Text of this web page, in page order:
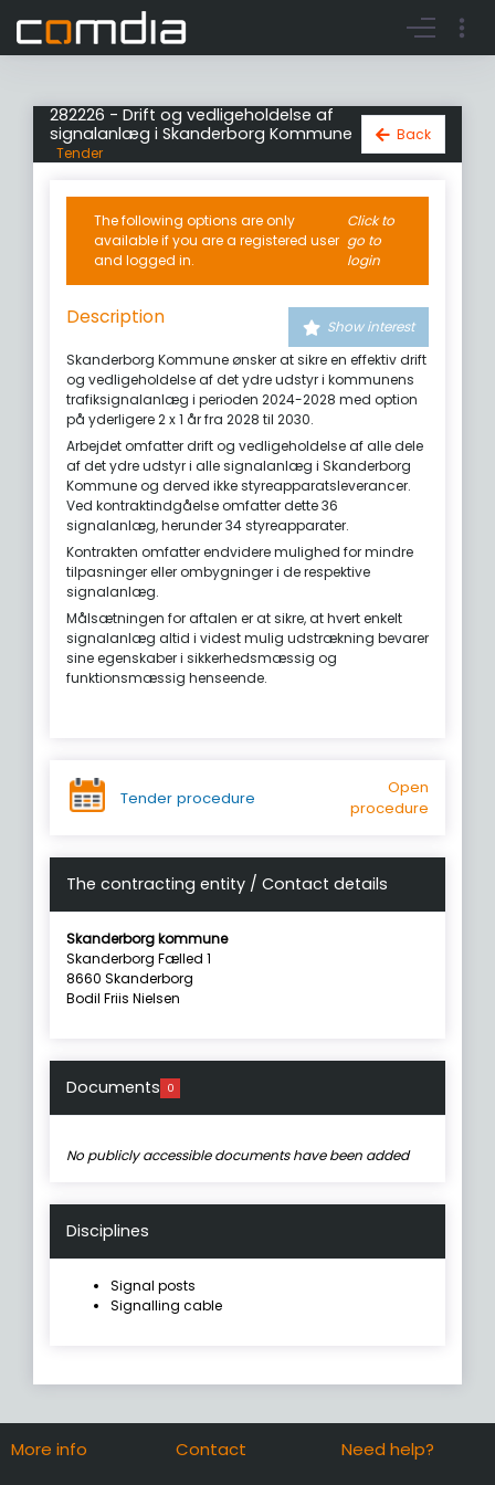
Go to login Register account
282226 - Drift og vedligeholdelse af
signalanlæg i Skanderborg Kommune
Tender
Back
The following options are only
available if you are a registered user
and logged in.
Click to
go to
login
Show interest
Description
Skanderborg Kommune ønsker at sikre en effektiv drift
og vedligeholdelse af det ydre udstyr i kommunens
trafiksignalanlæg i perioden 2024-2028 med option
på yderligere 2 x 1 år fra 2028 til 2030.
Arbejdet omfatter drift og vedligeholdelse af alle dele
af det ydre udstyr i alle signalanlæg i Skanderborg
Kommune og derved ikke styreapparatsleverancer.
Ved kontraktindgåelse omfatter dette 36
signalanlæg, herunder 34 styreapparater.
Kontrakten omfatter endvidere mulighed for mindre
tilpasninger eller ombygninger i de respektive
signalanlæg.
Målsætningen for aftalen er at sikre, at hvert enkelt
signalanlæg altid i videst mulig udstrækning bevarer
sine egenskaber i sikkerhedsmæssig og
funktionsmæssig henseende.
Tender procedure
Open
procedure
The contracting entity / Contact details
Skanderborg kommune
Skanderborg Fælled 1
8660 Skanderborg
Bodil Friis Nielsen
Documents 0
No publicly accessible documents have been added
Disciplines
Signal posts
Signalling cable
More info Contact Need help?